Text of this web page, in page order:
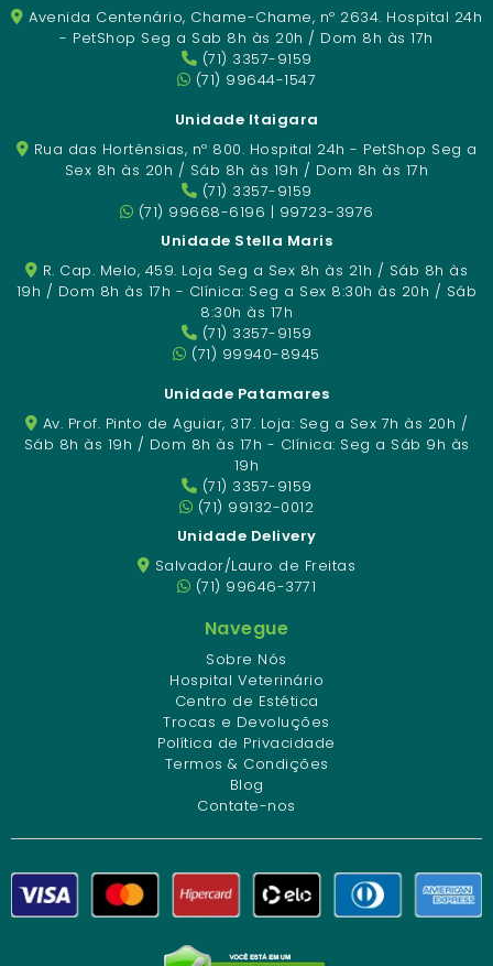
Avenida Centenário, Chame-Chame, nº 2634. Hospital 24h
- PetShop Seg a Sab 8h às 20h / Dom 8h às 17h
(71) 3357-9159
(71) 99644-1547
Unidade Itaigara
Rua das Hortênsias, nº 800. Hospital 24h - PetShop Seg a
Sex 8h às 20h / Sáb 8h às 19h / Dom 8h às 17h
(71) 3357-9159
(71) 99668-6196 | 99723-3976
Unidade Stella Maris
R. Cap. Melo, 459. Loja Seg a Sex 8h às 21h / Sáb 8h às
19h / Dom 8h às 17h - Clínica: Seg a Sex 8:30h às 20h / Sáb
8:30h às 17h
(71) 3357-9159
(71) 99940-8945
Unidade Patamares
Av. Prof. Pinto de Aguiar, 317. Loja: Seg a Sex 7h às 20h /
Sáb 8h às 19h / Dom 8h às 17h - Clínica: Seg a Sáb 9h às
19h
(71) 3357-9159
(71) 99132-0012
Unidade Delivery
Salvador/Lauro de Freitas
(71) 99646-3771
Navegue
Sobre Nós
Hospital Veterinário
Centro de Estética
Trocas e Devoluções
Política de Privacidade
Termos & Condições
Blog
Contate-nos